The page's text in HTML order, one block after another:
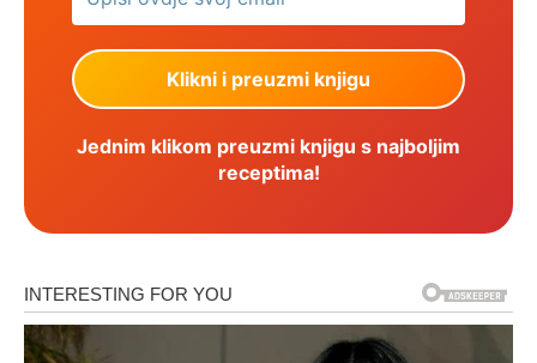
Jednim klikom preuzmi knjigu s najboljim
receptima!